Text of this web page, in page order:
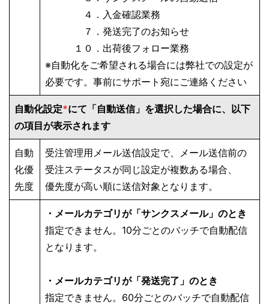
４．入金確認業務
７．発送完了のお知らせ
１０．出荷後フォロー業務
※自動化をご希望される場合には弊社での設定が
必要です。事前にサポート宛にご連絡ください
自動化設定*にて「自動送信」を選択した場合に、以下
の項目が表示されます
自動
化優
先度
受注管理用メール送信設定で、メール送信前の
受注ステータスが同じ設定が複数ある場合、
優先度が高い順に送信対象となります。
・メールカテゴリが「サンクスメール」のとき
指定できません。10分ごとのバッチで自動配信
となります。
・メールカテゴリが「発送完了」のとき
指定できません。60分ごとのバッチで自動配信